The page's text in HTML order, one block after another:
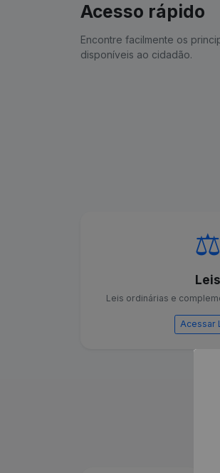
Acesso rápido
Encontre facilmente os
disponíveis ao cidadão.
⚖️
Leis
Leis ordinárias e
Acessar